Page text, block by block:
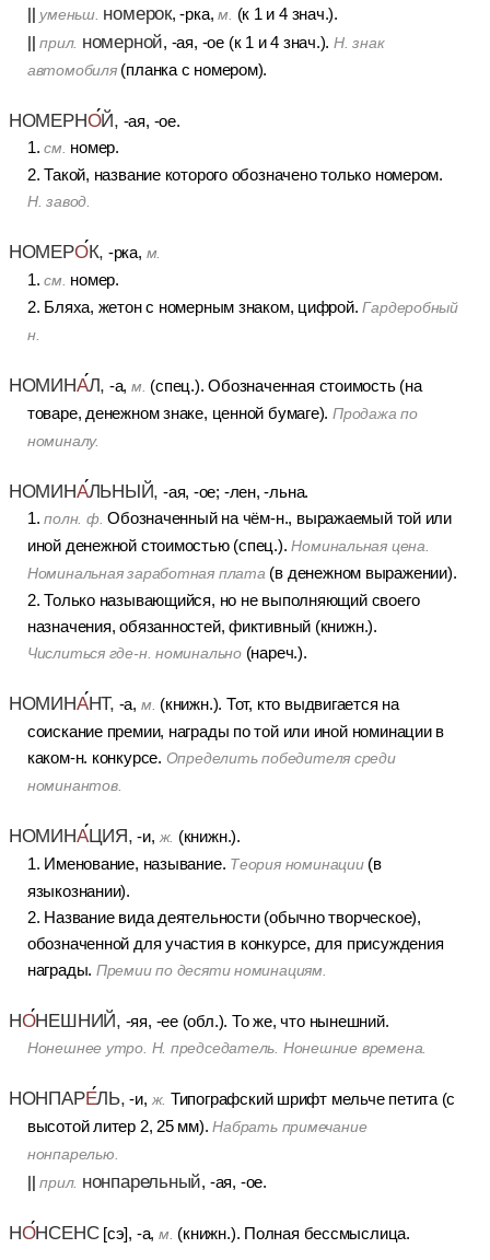
уменьш. номерок, -рка,м. (к 1 и 4 знач.).
||прил. номерной, -ая, -ое (к 1 и 4 знач.). Н. знак
автомобиля(планка с номером).
НОМЕРНОЙ, -ая, -ое.
1.см. номер.
2. Такой, название которого обозначено только номером.
Н. завод.
НОМЕРОК, -рка, м.
1.см. номер.
2. Бляха, жетон с номерным знаком, цифрой.Гардеробный
н.
НОМИНАЛ, -а,м. (спец.). Обозначенная стоимость (на
товаре, денежном знаке, ценной бумаге).Продажа по
номиналу.
НОМИНАЛЬНЫЙ, -ая, -ое; -лен, -льна.
1.полн. ф. Обозначенный на чём-н., выражаемый той или
иной денежной стоимостью (спец.).Номинальная цена.
Номинальная заработная плата (в денежном выражении).
2. Только называющийся, но не выполняющий своего
назначения, обязанностей, фиктивный (книжн.).
Числиться где-н. номинально(нареч.).
НОМИНАНТ, -а, м. (книжн.). Тот, кто выдвигается на
соискание премии, награды по той или иной номинации в
каком-н. конкурсе. Определить победителя среди
номинантов.
НОМИНАЦИЯ, -и, ж. (книжн.).
1. Именование, называние. Теория номинации(в
языкознании).
2. Название вида деятельности (обычно творческое),
обозначенной для участия в конкурсе, для присуждения
награды. Премии по десяти номинациям.
НОНЕШНИЙ, -яя, -ее (обл.). То же, что нынешний.
Нонешнее утро. Н. председатель. Нонешние времена.
НОНПАРЕЛЬ, -и, ж. Типографский шрифт мельче петита (с
высотой литер 2, 25 мм).Набрать примечание
нонпарелью.
||прил. нонпарельный, -ая, -ое.
НОНСЕНС[сэ], -а, м. (книжн.). Полная бессмыслица.